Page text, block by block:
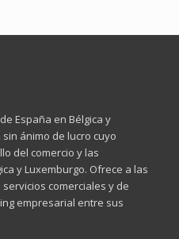
España en Bélgica y
ánimo de lucro cuyo
del comercio y las
y Luxemburgo. Ofrece a las
comerciales y de
empresarial entre sus